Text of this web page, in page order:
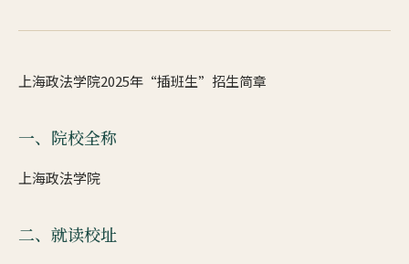
上海政法学院2025年“插班生”招生简章
一、院校全称
上海政法学院
二、就读校址